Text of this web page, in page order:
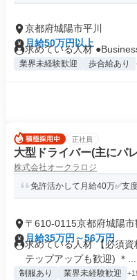
京都府城陽市平川
月給50万円以上
求めている人材
業界未経験歓迎 歩合給あり
正社員
大型ドライバー(主にパ
株式会社オークラロジ
免許活かして月給40万✅支
〒610-0115京都府城陽
月給35万円～56万円
求めている人材 【必須
テップアップも歓迎) ＊...
制服あり 業界未経験歓迎